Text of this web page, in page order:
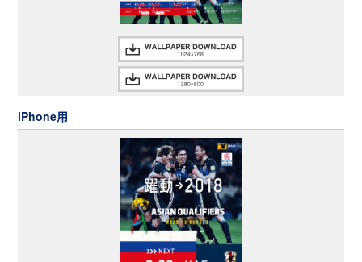
iPhone用